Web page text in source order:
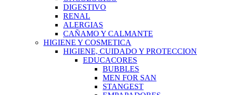
DIGESTIVO
RENAL
ALERGIAS
CAÑAMO Y CALMANTE
HIGIENE Y COSMETICA
HIGIENE, CUIDADO Y PROTECCION
EDUCACORES
BUBBLES
MEN FOR SAN
STANGEST